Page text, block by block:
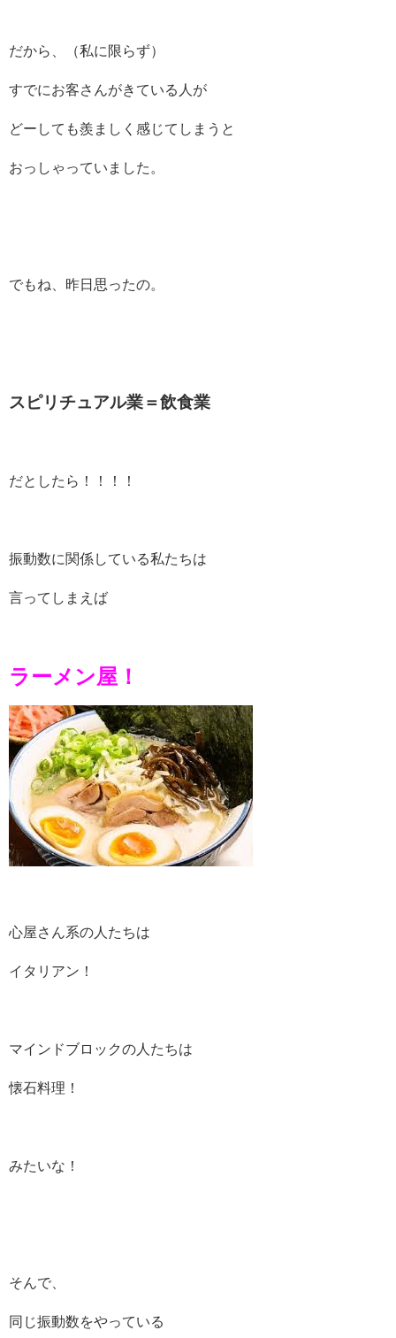
だから、（私に限らず）
すでにお客さんがきている人が
どーしても羨ましく感じてしまうと
おっしゃっていました。
でもね、昨日思ったの。
スピリチュアル業＝飲食業
だとしたら！！！！
振動数に関係している私たちは
言ってしまえば
ラーメン屋！
心屋さん系の人たちは
イタリアン！
マインドブロックの人たちは
懐石料理！
みたいな！
そんで、
同じ振動数をやっている